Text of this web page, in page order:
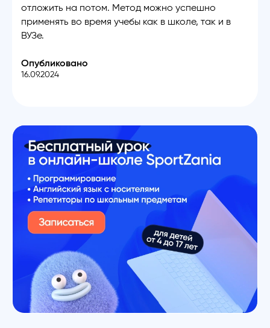
отложить на потом. Метод можно успешно
применять во время учебы как в школе, так и в
ВУЗе.
Опубликовано
16.09.2024